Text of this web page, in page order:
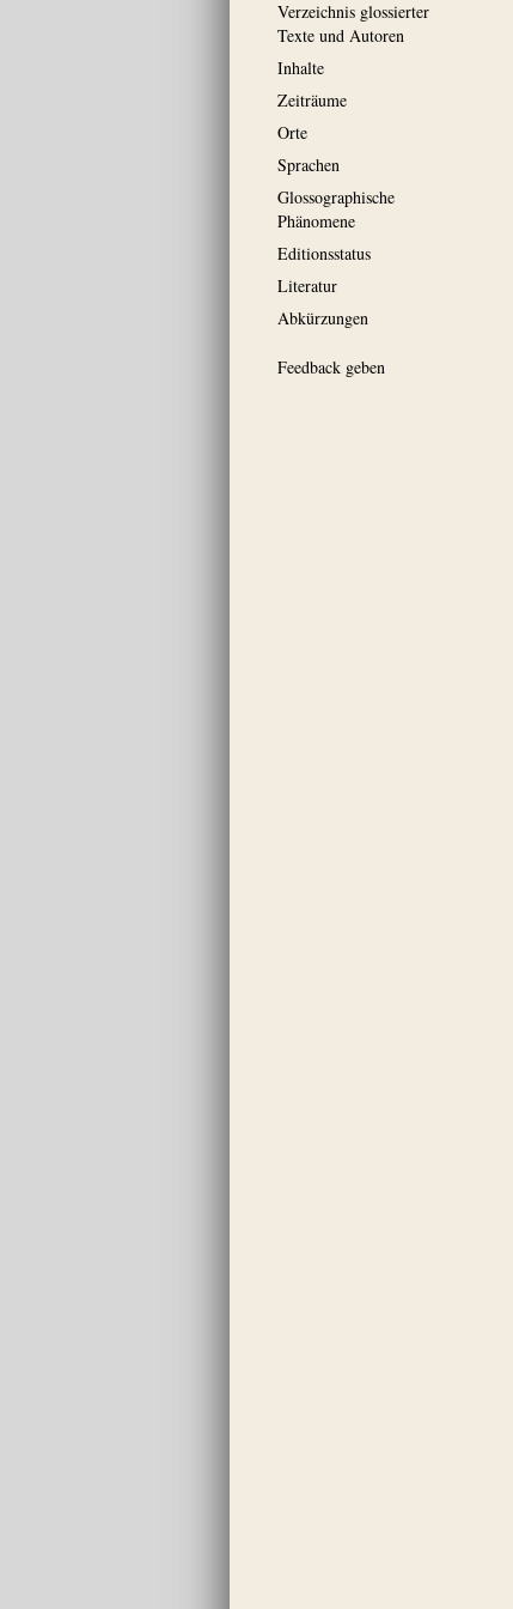
Verzeichnis glossierter
Texte und Autoren
Inhalte
Zeiträume
Orte
Sprachen
Glossographische
Phänomene
Editionsstatus
Literatur
Abkürzungen
Feedback geben